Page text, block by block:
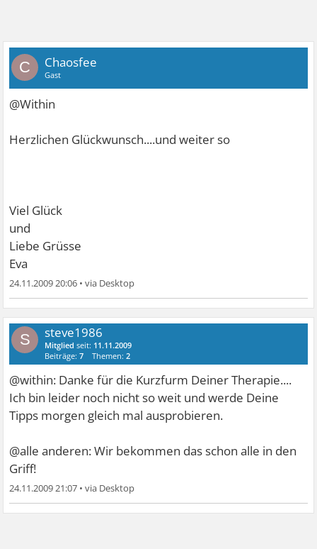
C Chaosfee
Gast
@Within
Herzlichen Glückwunsch....und weiter so
Viel Glück
und
Liebe Grüsse
Eva
24.11.2009 20:06 •
S steve1986
Mitglied seit: 11.11.2009
Beiträge:7 Themen:2
@within: Danke für die Kurzfurm Deiner Therapie....
Ich bin leider noch nicht so weit und werde Deine
Tipps morgen gleich mal ausprobieren.
@alle anderen: Wir bekommen das schon alle in den
Griff!
24.11.2009 21:07 •